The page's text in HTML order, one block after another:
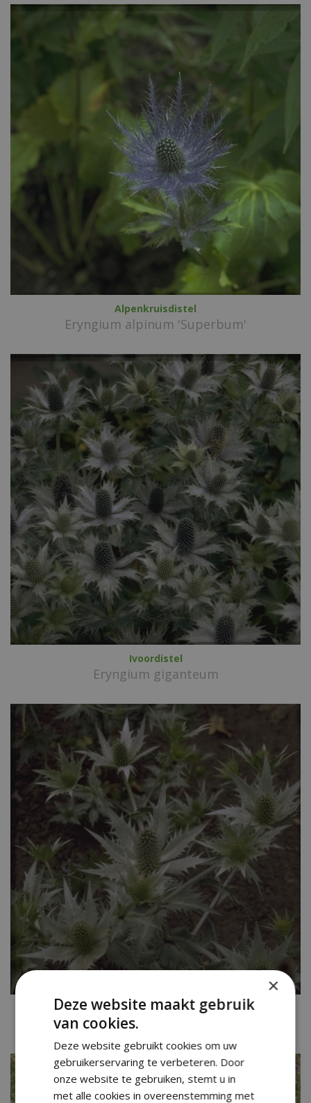
Alpenkruisdistel
Eryngium alpinum 'Superbum'
Ivoordistel
Eryngium giganteum
Ivoordistel
Eryngium giganteum 'Silver Ghost'
×
Deze website maakt gebruik
van cookies.
Deze website gebruikt cookies om uw
gebruikerservaring te verbeteren. Door
onze website te gebruiken, stemt u in
met alle cookies in overeenstemming met